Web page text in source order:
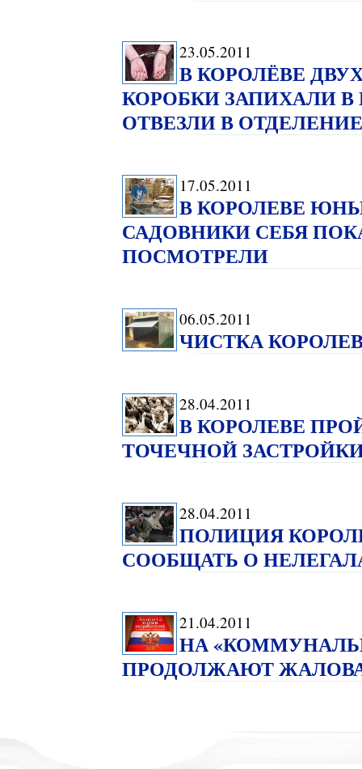
23.05.2011
В КОРОЛЁВЕ
КОРОБКИ ЗАПИХАЛИ
ОТВЕЗЛИ В
17.05.2011
В КОРОЛЕВЕ
САДОВНИКИ СЕБЯ
ПОСМОТРЕЛИ
06.05.2011
ЧИСТКА
28.04.2011
В КОРОЛЕВЕ
ТОЧЕЧНОЙ
28.04.2011
ПОЛИЦИЯ
СООБЩАТЬ О
21.04.2011
НА
ПРОДОЛЖАЮТ